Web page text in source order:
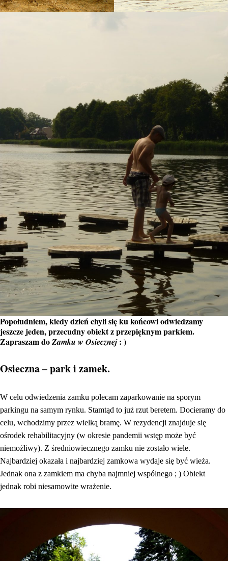
Popołudniem, kiedy dzień chyli się ku końcowi odwiedzamy
jeszcze jeden, przecudny obiekt z przepięknym parkiem.
Zapraszam doZamku w Osiecznej: )
Osieczna – park i zamek.
W celu odwiedzenia zamku polecam zaparkowanie na sporym
parkingu na samym rynku. Stamtąd to już rzut beretem. Docieramy do
celu, wchodzimy przez wielką bramę. W rezydencji znajduje się
ośrodek rehabilitacyjny (w okresie pandemii wstęp może być
niemożliwy). Z średniowiecznego zamku nie zostało wiele.
Najbardziej okazała i najbardziej zamkowa wydaje się być wieża.
Jednak ona z zamkiem ma chyba najmniej wspólnego ; ) Obiekt
jednak robi niesamowite wrażenie.